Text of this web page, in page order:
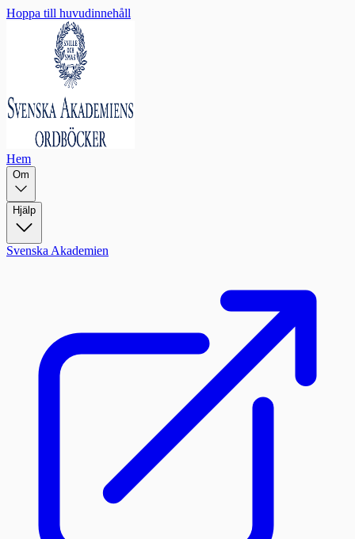
Hoppa till huvudinnehåll
Hem
Om
Hjälp
Svenska Akademien